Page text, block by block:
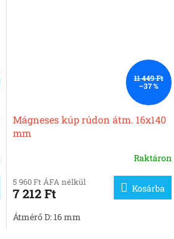
11 449 Ft
–37 %
Mágneses kúp rúdon átm. 16x140
mm
Raktáron
5 960 Ft ÁFA nélkül
7 212 Ft Kosárba
Átmérő D: 16 mm